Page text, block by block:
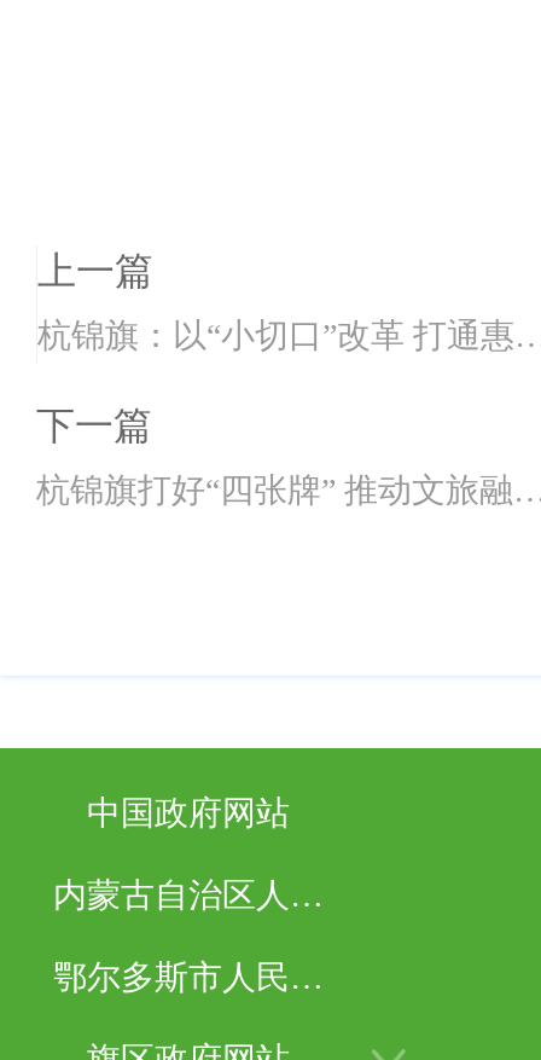
上一篇
杭锦旗：以“小切口”改革 打通惠
下一篇
杭锦旗打好“四张牌” 推动文旅融
中国政府网站
内蒙古自治区人民
鄂尔多斯市人民政